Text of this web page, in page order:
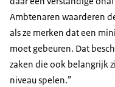
Ambtenaren waarderen
als ze merken dat een
moet gebeuren. Dat
zaken die ook belangrijk
niveau spelen.”